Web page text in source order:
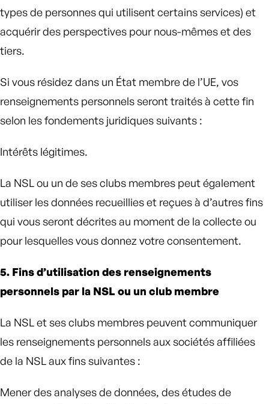
types de personnes qui utilisent certains services) et
acquérir des perspectives pour nous-mêmes et des
tiers.
Si vous résidez dans un État membre de l’UE, vos
renseignements personnels seront traités à cette fin
selon les fondements juridiques suivants :
Intérêts légitimes.
La NSL ou un de ses clubs membres peut également
utiliser les données recueillies et reçues à d’autres fins
qui vous seront décrites au moment de la collecte ou
pour lesquelles vous donnez votre consentement.
5. Fins d’utilisation des renseignements
personnels par la NSL ou un club membre
La NSL et ses clubs membres peuvent communiquer
les renseignements personnels aux sociétés affiliées
de la NSL aux fins suivantes :
Mener des analyses de données, des études de